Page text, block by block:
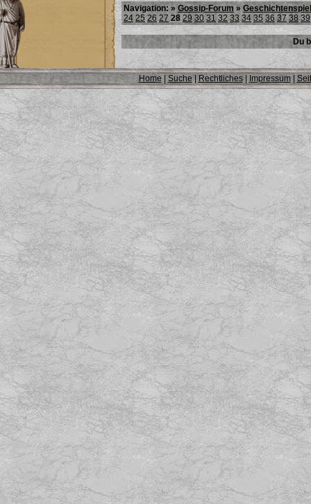
Navigation: » Gossip-Forum » Geschichtenspiel
24 25 26 27 28 29 30 31 32 33 34 35 36 37 38 39
Du
Home| Suche | Rechtliches| Impressum|